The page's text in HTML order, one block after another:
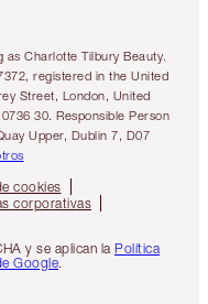
Charlotte Tilbury Beauty.
registered in the United
Street, London, United
30. Responsible Person
Upper, Dublin 7, D07
cookies
corporativas
y se aplican la Política
Google.